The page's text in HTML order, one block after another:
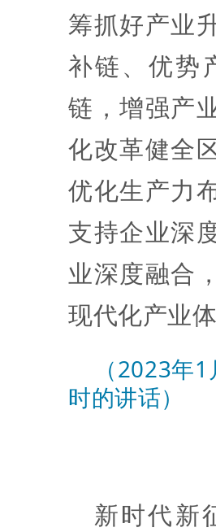
筹抓好产业
补链、优势
链，增强产
化改革健全
优化生产力
支持企业深
业深度融合
现代化产业
（2023年
时的讲话）
新时代新